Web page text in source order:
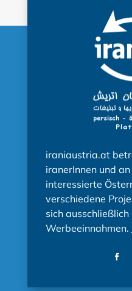
iraniaustria.at
iranerInnen und
interessierte
verschiedene
sich
Werbeeinnahmen.